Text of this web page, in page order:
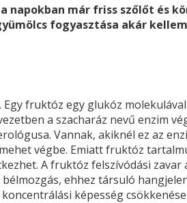
napokban már friss szőlőt és
fogyasztása akár
fruktóz egy glukóz
a szacharáz nevű enzim
Vannak, akiknél ez az
végbe. Emiatt fruktóz
A fruktóz felszívódási zavar
ehhez társuló
képesség